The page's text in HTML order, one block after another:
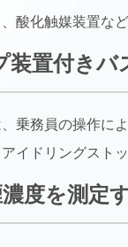
酸化触媒装置な
置付きバ
乗務員の操作に
イドリングスト
度を測定